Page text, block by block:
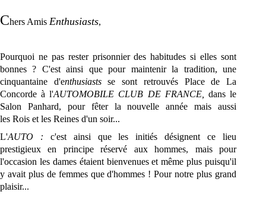
Chers Amis Enthusiasts,
Pourquoi ne pas rester prisonnier des habitudes si elles sont
bonnes ? C'est ainsi que pour maintenir la tradition, une
cinquantaine d'enthusiastsse sont
retrouvés Place de La
Concorde à l'AUTOMOBILE CLUB DE FRANCE, dans le
Salon Panhard, pour fêter la nouvelle année mais aussi
les Rois et les Reines d'un soir...
L'AUTO : c'est ainsi que les initiés désignent ce lieu
prestigieux en principe réservé aux hommes, mais pour
l'occasion les dames étaient bienvenues et même plus puisqu'il
y avait plus de femmes que d'hommes ! Pour notre plus grand
plaisir...